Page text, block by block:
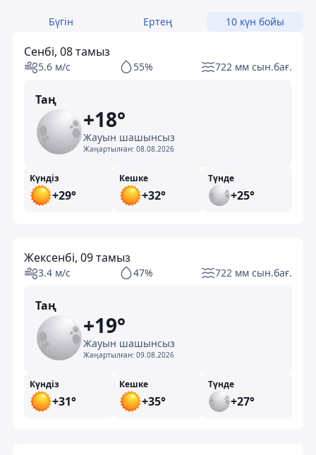
Бүгін Ертең 10 күн бойы
Сенбі, 08 тамыз
5.6 м/с 55% 722 мм сын.бағ.
Таң
+18°
Жауын шашынсыз
Жаңартылған: 08.08.2026
Күндіз
+29°
Кешке
+32°
Түнде
+25°
Жексенбі, 09 тамыз
3.4 м/с 47% 722 мм сын.бағ.
Таң
+19°
Жауын шашынсыз
Жаңартылған: 09.08.2026
Күндіз
+31°
Кешке
+35°
Түнде
+27°